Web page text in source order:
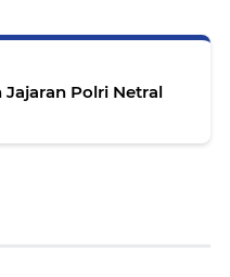
Polri Netral